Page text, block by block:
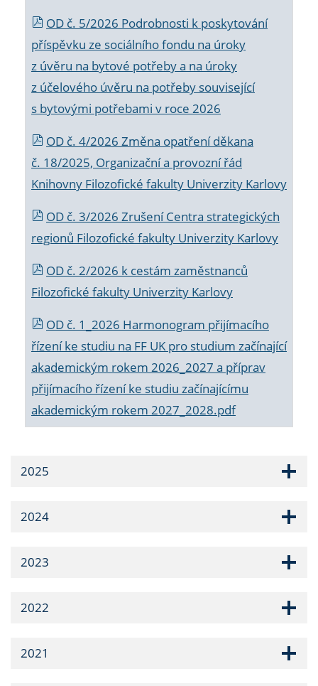
OD č. 5/2026 Podrobnosti k poskytování
příspěvku ze sociálního fondu na úroky
z úvěru na bytové potřeby a na úroky
z účelového úvěru na potřeby související
s bytovými potřebami v roce 2026
OD č. 4/2026 Změna opatření děkana
č. 18/2025, Organizační a provozní řád
Knihovny Filozofické fakulty Univerzity Karlovy
OD č. 3/2026 Zrušení Centra strategických
regionů Filozofické fakulty Univerzity Karlovy
OD č. 2/2026 k cestám zaměstnanců
Filozofické fakulty Univerzity Karlovy
OD č. 1_2026 Harmonogram přijímacího
řízení ke studiu na FF UK pro studium začínající
akademickým rokem 2026_2027 a příprav
přijímacího řízení ke studiu začínajícímu
akademickým rokem 2027_2028.pdf
2025
2024
2023
2022
2021